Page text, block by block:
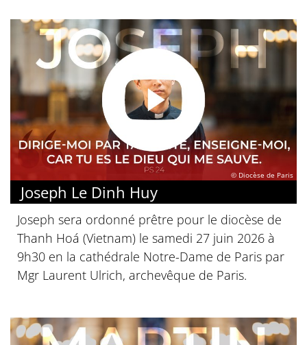
© Diocèse de Paris
Joseph Le Dinh Huy
Joseph sera ordonné prêtre pour le diocèse de
Thanh Hoá (Vietnam) le samedi 27 juin 2026 à
9h30 en la cathédrale Notre-Dame de Paris par
Mgr Laurent Ulrich, archevêque de Paris.